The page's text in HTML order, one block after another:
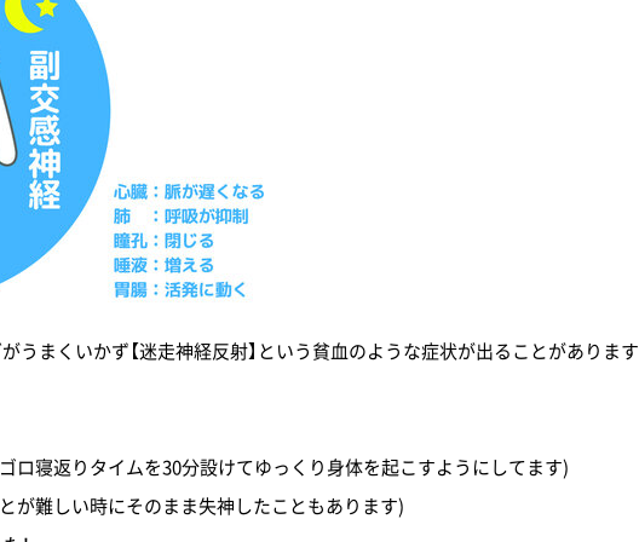
うまくいかず【迷走神経反射】という貧血のような症状が出ることがあります
寝返りタイムを30分設けてゆっくり身体を起こすようにしてます)
難しい時にそのまま失神したこともあります)